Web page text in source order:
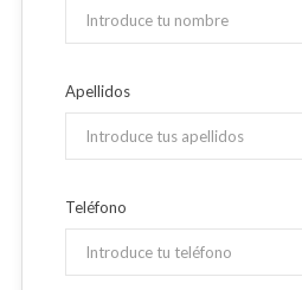
Apellidos
Teléfono